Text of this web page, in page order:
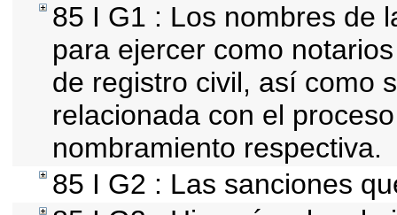
85 I G1 : Los nombres de
para ejercer como
de registro civil, así como
relacionada con el
nombramiento respectiva.
85 I G2 : Las sanciones